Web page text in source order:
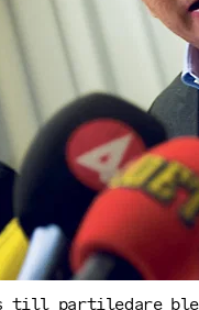
till partiledare